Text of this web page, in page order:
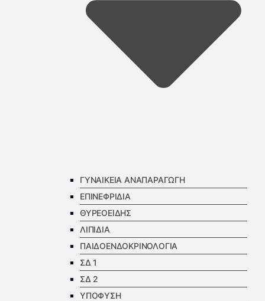
ΓΥΝΑΙΚΕΙΑ ΑΝΑΠΑΡΑΓΩΓΗ
ΕΠΙΝΕΦΡΙΔΙΑ
ΘΥΡΕΟΕΙΔΗΣ
ΛΙΠΙΔΙΑ
ΠΑΙΔΟΕΝΔΟΚΡΙΝΟΛΟΓΙΑ
ΣΔ 1
ΣΔ 2
ΥΠΟΦΥΣΗ